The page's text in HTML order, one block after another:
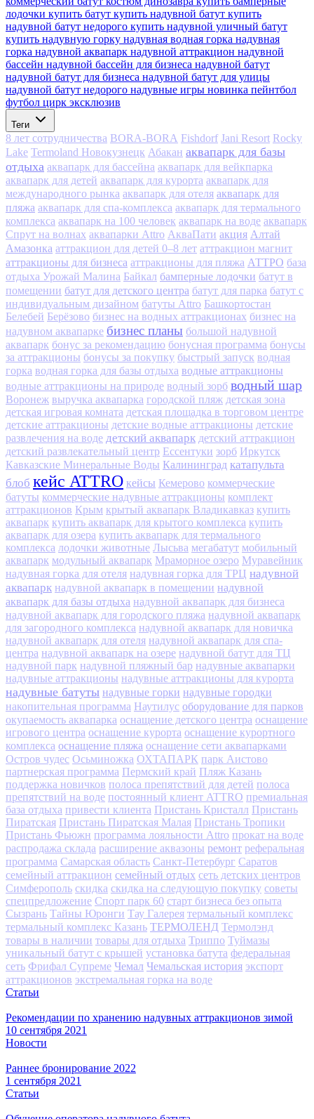
лодочки купить батут купить надувной батут купить
надувной батут недорого купить надувной уличный батут
купить надувную горку надувная водная горка надувная
горка надувной аквапарк надувной аттракцион надувной
бассейн надувной бассейн для бизнеса надувной батут
надувной батут для бизнеса надувной батут для улицы
надувной батут недорого надувные игры новинка пейнтбол
футбол цирк эксклюзив
Теги
8 лет сотрудничества BORA-BORA Fishdorf Jani Resort Rocky
Lake Termoland Новокузнецк Абакан аквапарк для базы
отдыха аквапарк для бассейна аквапарк для вейкпарка
аквапарк для детей аквапарк для курорта аквапарк для
международного рынка аквапарк для отеля аквапарк для
пляжа аквапарк для спа-комплекса аквапарк для термального
комплекса аквапарк на 100 человек аквапарк на воде аквапарк
Спрут на волнах аквапарки Attro АкваПати акция Алтай
Амазонка аттракцион для детей 0–8 лет аттракцион магнит
аттракционы для бизнеса аттракционы для пляжа АТТРО база
отдыха Урожай Малина Байкал бамперные лодочки батут в
помещении батут для детского центра батут для парка батут с
индивидуальным дизайном батуты Attro Башкортостан
Белебей Берёзово бизнес на водных аттракционах бизнес на
надувном аквапарке бизнес планы большой надувной
аквапарк бонус за рекомендацию бонусная программа бонусы
за аттракционы бонусы за покупку быстрый запуск водная
горка водная горка для базы отдыха водные аттракционы
водные аттракционы на природе водный зорб водный шар
Воронеж выручка аквапарка городской пляж детская зона
детская игровая комната детская площадка в торговом центре
детские аттракционы детские водные аттракционы детские
развлечения на воде детский аквапарк детский аттракцион
детский развлекательный центр Ессентуки зорб Иркутск
Кавказские Минеральные Воды Калининград катапульта
блоб кейс ATTRO кейсы Кемерово коммерческие
батуты коммерческие надувные аттракционы комплект
аттракционов Крым крытый аквапарк Владикавказ купить
аквапарк купить аквапарк для крытого комплекса купить
аквапарк для озера купить аквапарк для термального
комплекса лодочки животные Лысьва мегабатут мобильный
аквапарк модульный аквапарк Мраморное озеро Муравейник
надувная горка для отеля надувная горка для ТРЦ надувной
аквапарк надувной аквапарк в помещении надувной
аквапарк для базы отдыха надувной аквапарк для бизнеса
надувной аквапарк для городского пляжа надувной аквапарк
для загородного комплекса надувной аквапарк для новичка
надувной аквапарк для отеля надувной аквапарк для спа-
центра надувной аквапарк на озере надувной батут для ТЦ
надувной парк надувной пляжный бар надувные аквапарки
надувные аттракционы надувные аттракционы для курорта
надувные батуты надувные горки надувные городки
накопительная программа Наутилус оборудование для парков
окупаемость аквапарка оснащение детского центра оснащение
игрового центра оснащение курорта оснащение курортного
комплекса оснащение пляжа оснащение сети аквапарками
Остров чудес Осьминожка ОХТАПАРК парк Аистово
партнерская программа Пермский край Пляж Казань
поддержка новичков полоса препятствий для детей полоса
препятствий на воде постоянный клиент ATTRO премиальная
база отдыха привести клиента Пристань Кристалл Пристань
Пиратская Пристань Пиратская Малая Пристань Тропики
Пристань Фьюжн программа лояльности Attro прокат на воде
распродажа склада расширение аквазоны ремонт реферальная
программа Самарская область Санкт-Петербург Саратов
семейный аттракцион семейный отдых сеть детских центров
Симферополь скидка скидка на следующую покупку советы
спецпредложение Спорт парк 60 старт бизнеса без опыта
Сызрань Тайны Юронги Тау Галерея термальный комплекс
термальный комплекс Казань ТЕРМОЛЕНД Термолэнд
товары в наличии товары для отдыха Триппо Туймазы
уникальный батут с крышей установка батута федеральная
сеть Фрифал Супреме Чемал Чемальская история экспорт
аттракционов экстремальная горка на воде
Статьи
Рекомендации по хранению надувных аттракционов зимой
10 сентября 2021
Новости
Раннее бронирование 2022
1 сентября 2021
Статьи